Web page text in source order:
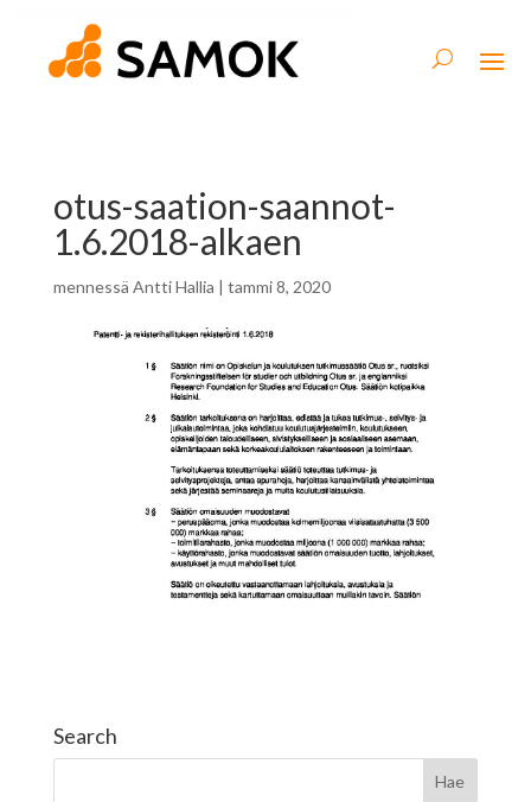
otus-saation-saannot-
1.6.2018-alkaen
mennessä Antti Hallia | tammi 8, 2020
Search